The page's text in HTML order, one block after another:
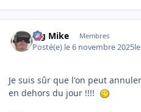
Big Mike Membres
Posté(e) le 6 novembre 2025
Je suis sûr que l'on peut
en dehors du jour !!!!